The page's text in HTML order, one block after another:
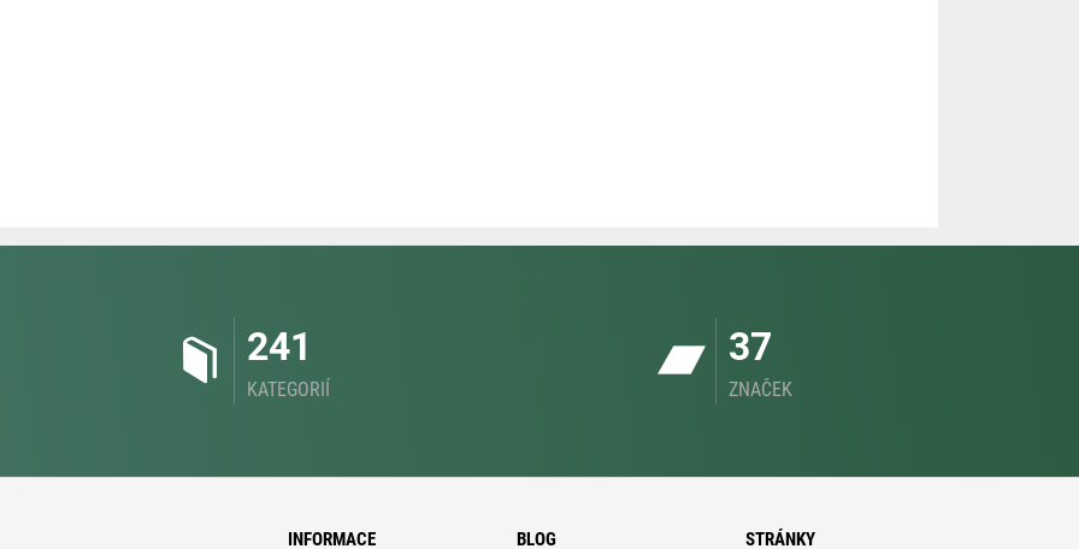
241
KATEGORIÍ
37
ZNAČEK
INFORMACE BLOG STRÁNKY